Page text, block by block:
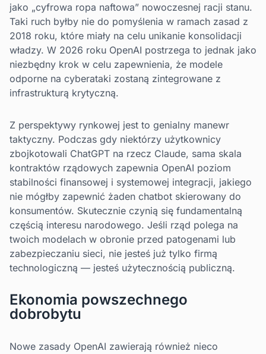
jako „cyfrowa ropa naftowa” nowoczesnej racji stanu.
Taki ruch byłby nie do pomyślenia w ramach zasad z
2018 roku, które miały na celu unikanie konsolidacji
władzy. W 2026 roku OpenAI postrzega to jednak jako
niezbędny krok w celu zapewnienia, że modele
odporne na cyberataki zostaną zintegrowane z
infrastrukturą krytyczną.
Z perspektywy rynkowej jest to genialny manewr
taktyczny. Podczas gdy niektórzy użytkownicy
zbojkotowali ChatGPT na rzecz Claude, sama skala
kontraktów rządowych zapewnia OpenAI poziom
stabilności finansowej i systemowej integracji, jakiego
nie mógłby zapewnić żaden chatbot skierowany do
konsumentów. Skutecznie czynią się fundamentalną
częścią interesu narodowego. Jeśli rząd polega na
twoich modelach w obronie przed patogenami lub
zabezpieczaniu sieci, nie jesteś już tylko firmą
technologiczną — jesteś użytecznością publiczną.
Ekonomia powszechnego
dobrobytu
Nowe zasady OpenAI zawierają również nieco